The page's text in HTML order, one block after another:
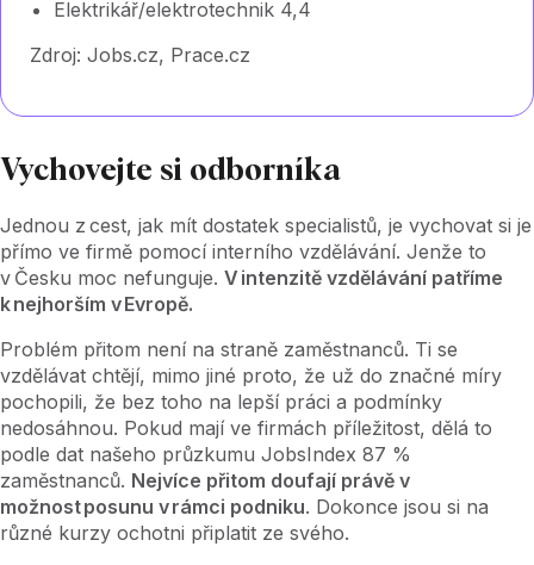
Elektrikář/elektrotechnik 4,4
Zdroj: Jobs.cz, Prace.cz
Vychovejte si odborníka
Jednou z cest, jak mít dostatek specialistů, je vychovat si je
přímo ve firmě pomocí interního vzdělávání. Jenže to
v Česku moc nefunguje. V intenzitě vzdělávání patříme
k nejhorším v Evropě.
Problém přitom není na straně zaměstnanců. Ti se
vzdělávat chtějí, mimo jiné proto, že už do značné míry
pochopili, že bez toho na lepší práci a podmínky
nedosáhnou. Pokud mají ve firmách příležitost, dělá to
podle dat našeho průzkumu JobsIndex 87 %
zaměstnanců. Nejvíce přitom doufají právě v
možnost posunu v rámci podniku. Dokonce jsou si na
různé kurzy ochotni připlatit ze svého.